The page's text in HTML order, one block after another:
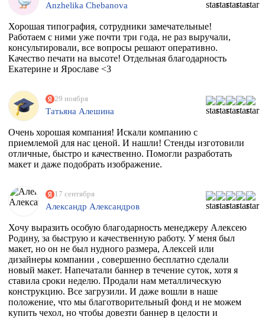
Anzhelika Chebanova
Хорошая типография, сотрудники замечательные!
Работаем с ними уже почти три года, не раз выручали,
консультировали, все вопросы решают оперативно.
Качество печати на высоте! Отдельная благодарность
Екатерине и Ярославе <3
29 ноября
Татьяна Алешина
Очень хорошая компания! Искали компанию с
приемлемой для нас ценой. И нашли! Стенды изготовили
отличные, быстро и качественно. Помогли разработать
макет и даже подобрать изображение.
17 сентября
Александр Александров
Хочу выразить особую благодарность менеджеру Алексею
Родину, за быструю и качественную работу. У меня был
макет, но он не был нудного размера, Алексей или
дизайнеры компании , совершенно бесплатно сделали
новый макет. Напечатали баннер в течение суток, хотя я
ставила сроки неделю. Продали нам металлическую
конструкцию. Все загрузили. И даже вошли в наше
положение, что мы благотворительный фонд и не можем
купить чехол, но чтобы довезти баннер в целости и